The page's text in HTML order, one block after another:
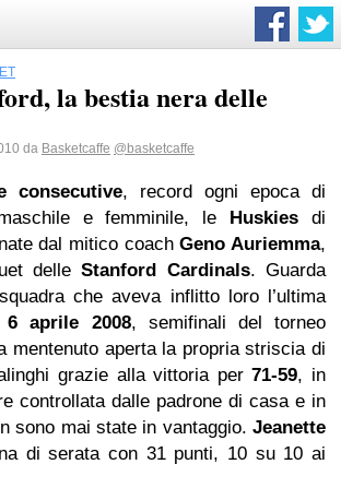
la bestia nera delle
da Basketcaffe @basketcaffe
consecutive, record ogni epoca di
e femminile, le Huskiesdi
dal mitico coachGeno Auriemma,
delleStanford Cardinals. Guarda
che aveva inflitto loro l’ultima
6 aprile 2008, semifinali del torneo
mentenuto aperta la propria striscia di
grazie alla vittoria per71-59, in
controllata dalle padrone di casa e in
sono mai state in vantaggio. Jeanette
di serata con 31 punti, 10 su 10 ai